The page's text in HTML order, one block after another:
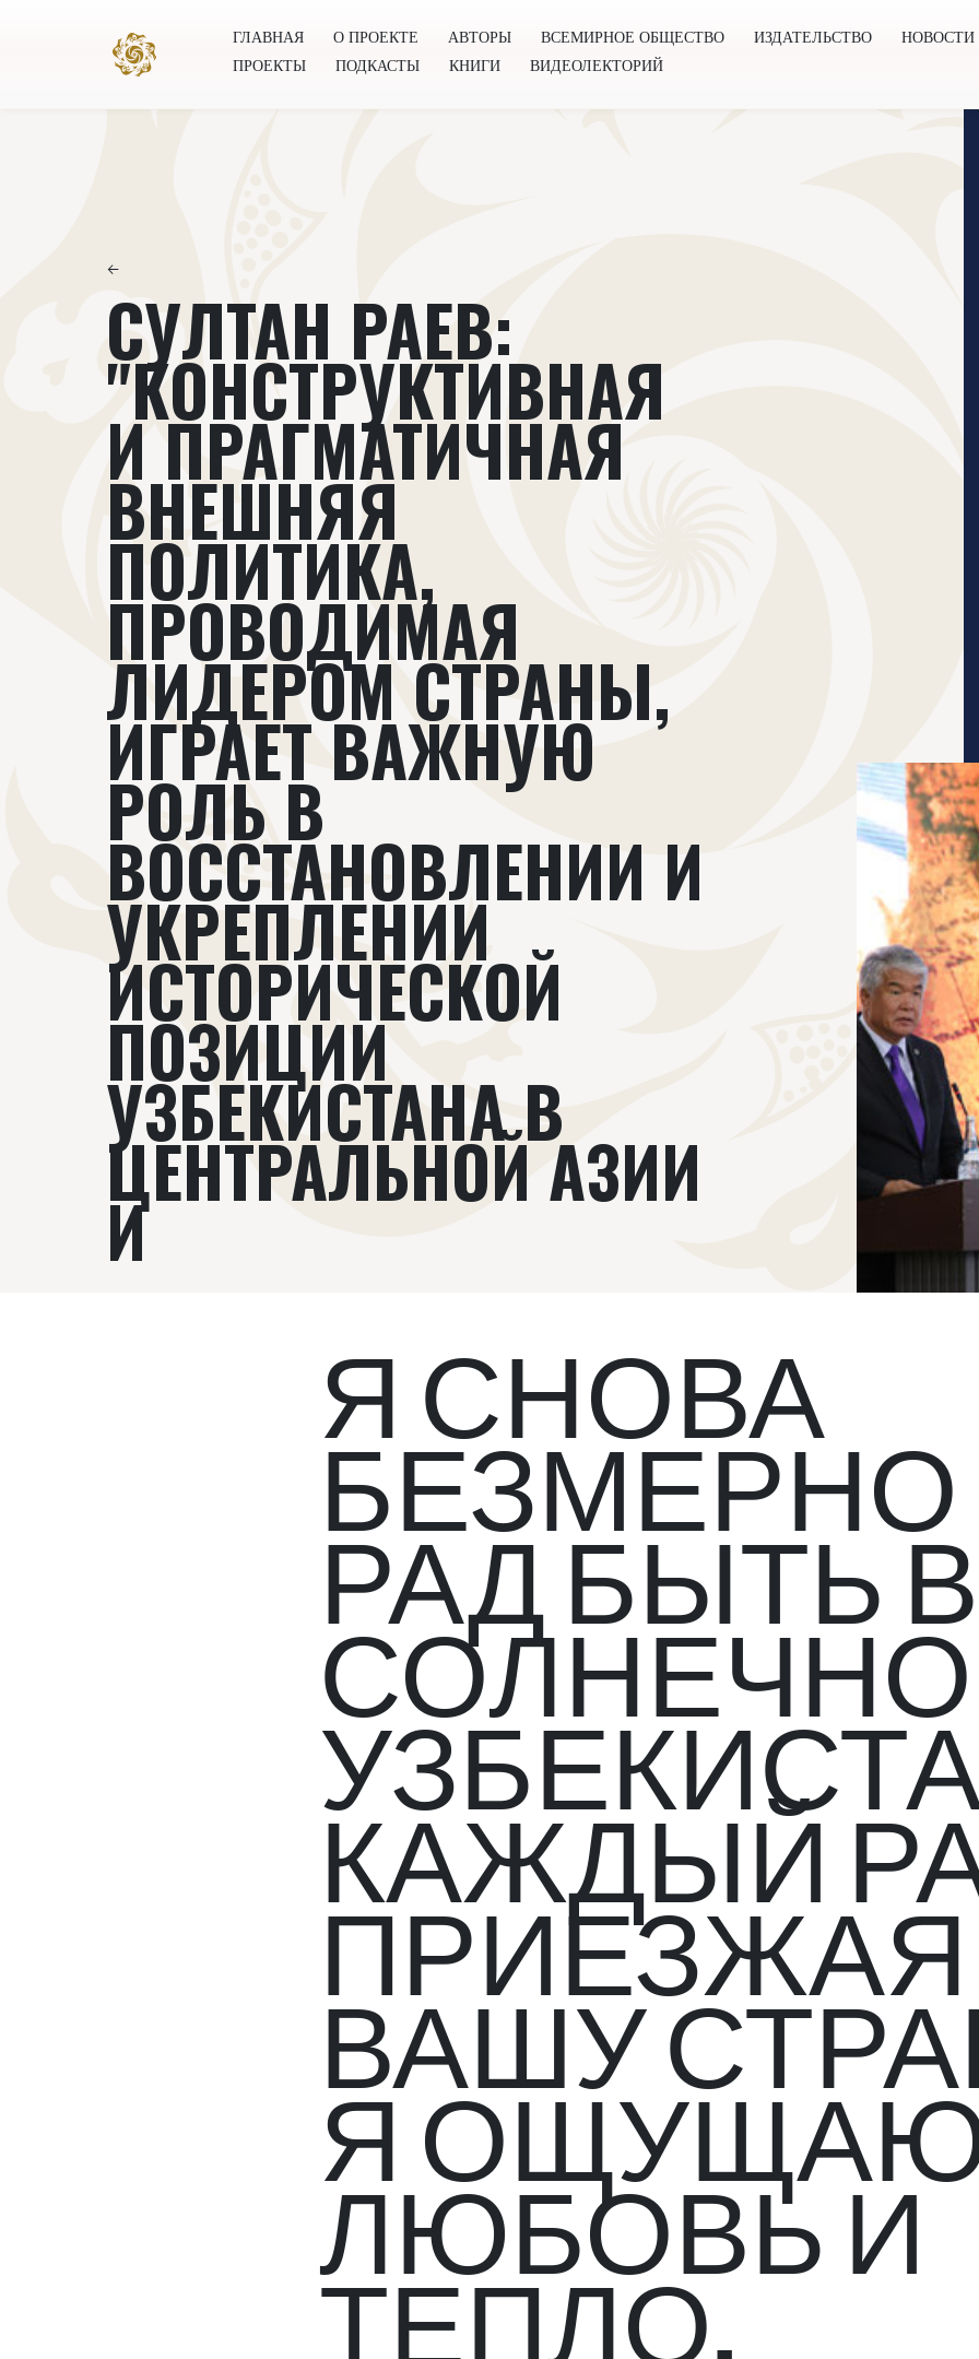
ГЛАВНАЯ О ПРОЕКТЕ АВТОРЫ ВСЕМИРНОЕ ОБЩЕСТВО ИЗДАТЕЛЬСТВО
НОВОСТИ
ПРОЕКТЫ
ПОДКАСТЫ КНИГИ ВИДЕОЛЕКТОРИЙ
←
СУЛТАН РАЕВ:
"КОНСТРУКТИВНАЯ
И ПРАГМАТИЧНАЯ
ВНЕШНЯЯ
ПОЛИТИКА,
ПРОВОДИМАЯ
ЛИДЕРОМ СТРАНЫ,
ИГРАЕТ ВАЖНУЮ
РОЛЬ В
ВОССТАНОВЛЕНИИ И
УКРЕПЛЕНИИ
ИСТОРИЧЕСКОЙ
ПОЗИЦИИ
УЗБЕКИСТАНА В
ЦЕНТРАЛЬНОЙ АЗИИ
И
Я СНОВА
БЕЗМЕРНО
РАД БЫТЬ В
КАЖДЫЙ
ПРИЕЗЖАЯ
ВАШУ
Я ОЩУЩАЮ
ЛЮБОВЬ И
ТЕПЛО,